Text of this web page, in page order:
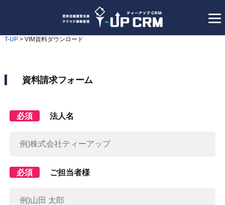
T-UP> VIM資料ダウンロード
資料請求フォーム
必須 法人名
必須 ご担当者様